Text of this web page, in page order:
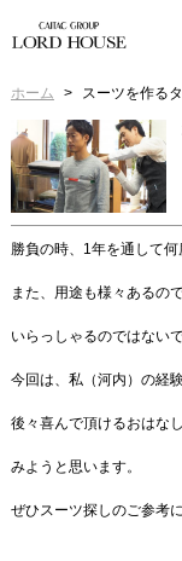
ホーム スーツを作る
勝負の時、1年を通して何
また、用途も様々あるの
いらっしゃるのではない
今回は、私（河内）の経
後々喜んで頂けるおはな
みようと思います。
ぜひスーツ探しのご参考